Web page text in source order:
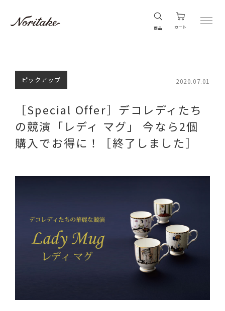
商品 カート
ピックアップ 2020.07.01
［Special Offer］デコレディたち
の競演「レディ マグ」 今なら2個
購入でお得に！［終了しました］